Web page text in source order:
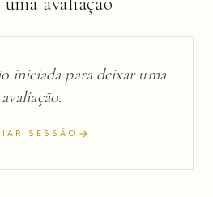
iniciada para deixar uma
avaliação.
SESSÃO